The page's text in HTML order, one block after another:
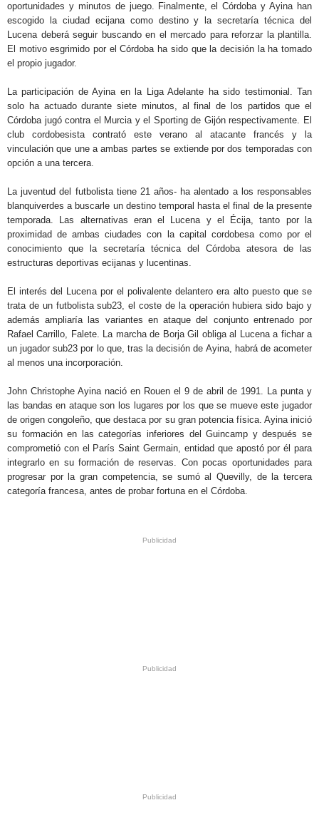
oportunidades y minutos de juego. Finalmente, el Córdoba y Ayina han
escogido la ciudad ecijana como destino y la secretaría técnica del
Lucena deberá seguir buscando en el mercado para reforzar la plantilla.
El motivo esgrimido por el Córdoba ha sido que la decisión la ha tomado
el propio jugador.
La participación de Ayina en la Liga Adelante ha sido testimonial. Tan
solo ha actuado durante siete minutos, al final de los partidos que el
Córdoba jugó contra el Murcia y el Sporting de Gijón respectivamente. El
club cordobesista contrató este verano al atacante francés y la
vinculación que une a ambas partes se extiende por dos temporadas con
opción a una tercera.
La juventud del futbolista tiene 21 años- ha alentado a los responsables
blanquiverdes a buscarle un destino temporal hasta el final de la presente
temporada. Las alternativas eran el Lucena y el Écija, tanto por la
proximidad de ambas ciudades con la capital cordobesa como por el
conocimiento que la secretaría técnica del Córdoba atesora de las
estructuras deportivas ecijanas y lucentinas.
El interés del Lucena por el polivalente delantero era alto puesto que se
trata de un futbolista sub23, el coste de la operación hubiera sido bajo y
además ampliaría las variantes en ataque del conjunto entrenado por
Rafael Carrillo, Falete. La marcha de Borja Gil obliga al Lucena a fichar a
un jugador sub23 por lo que, tras la decisión de Ayina, habrá de acometer
al menos una incorporación.
John Christophe Ayina nació en Rouen el 9 de abril de 1991. La punta y
las bandas en ataque son los lugares por los que se mueve este jugador
de origen congoleño, que destaca por su gran potencia física. Ayina inició
su formación en las categorías inferiores del Guincamp y después se
comprometió con el París Saint Germain, entidad que apostó por él para
integrarlo en su formación de reservas. Con pocas oportunidades para
progresar por la gran competencia, se sumó al Quevilly, de la tercera
categoría francesa, antes de probar fortuna en el Córdoba.